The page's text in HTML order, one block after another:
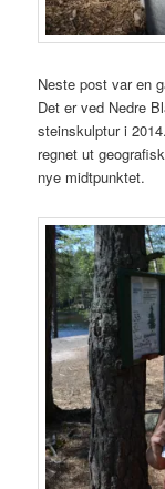
Neste post var en
Det er ved Nedre
steinskulptur i
regnet ut
nye midtpunktet.